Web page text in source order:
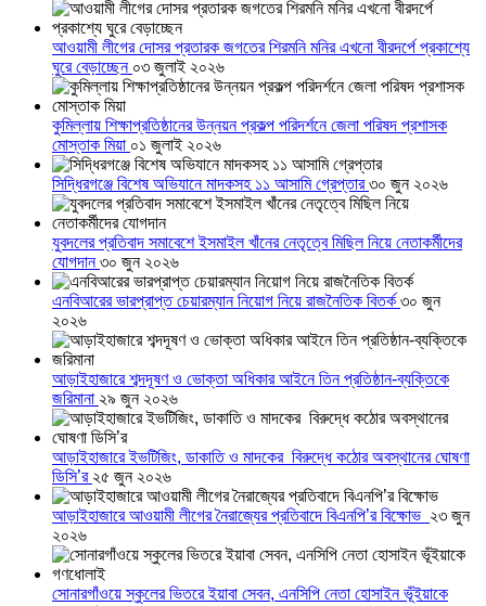
আওয়ামী লীগের দোসর প্রতারক জগতের শিরমনি মনির এখনো বীরদর্পে প্রকাশ্যে
ঘুরে বেড়াচ্ছেন ০৩ জুলাই ২০২৬
কুমিল্লায় শিক্ষাপ্রতিষ্ঠানের উন্নয়ন প্রকল্প পরিদর্শনে জেলা পরিষদ প্রশাসক
মোস্তাক মিয়া ০১ জুলাই ২০২৬
সিদ্ধিরগঞ্জে বিশেষ অভিযানে মাদকসহ ১১ আসামি গ্রেপ্তার৩০ জুন ২০২৬
যুবদলের প্রতিবাদ সমাবেশে ইসমাইল খাঁনের নেতৃত্বে মিছিল নিয়ে নেতাকর্মীদের
যোগদান৩০ জুন ২০২৬
এনবিআরের ভারপ্রাপ্ত চেয়ারম্যান নিয়োগ নিয়ে রাজনৈতিক বিতর্ক ৩০ জুন
২০২৬
আড়াইহাজারে শব্দদূষণ ও ভোক্তা অধিকার আইনে তিন প্রতিষ্ঠান-ব্যক্তিকে
জরিমানা ২৯ জুন ২০২৬
আড়াইহাজারে ইভটিজিং, ডাকাতি ও মাদকের বিরুদ্ধে কঠোর অবস্থানের ঘোষণা
ডিসি’র ২৫ জুন ২০২৬
আড়াইহাজারে আওয়ামী লীগের নৈরাজ্যের প্রতিবাদে বিএনপি’র বিক্ষোভ ২৩ জুন
২০২৬
সোনারগাঁওয়ে স্কুলের ভিতরে ইয়াবা সেবন, এনসিপি নেতা হোসাইন ভূঁইয়াকে